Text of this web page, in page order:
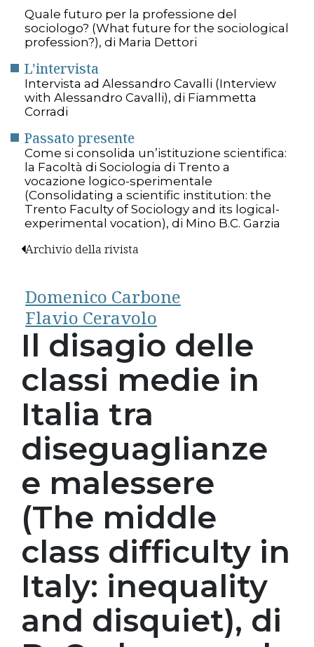
Quale futuro per la professione del
sociologo? (What future for the sociological
profession?), di Maria Dettori
L'intervista
Intervista ad Alessandro Cavalli (Interview
with Alessandro Cavalli), di Fiammetta
Corradi
Passato presente
Come si consolida un’istituzione scientifica:
la Facoltà di Sociologia di Trento a
vocazione logico-sperimentale
(Consolidating a scientific institution: the
Trento Faculty of Sociology and its logical-
experimental vocation), di Mino B.C. Garzia
Archivio della rivista
Domenico Carbone
Flavio Ceravolo
Il disagio delle
classi medie in
Italia tra
diseguaglianze
e malessere
(The middle
class difficulty in
Italy: inequality
and disquiet), di